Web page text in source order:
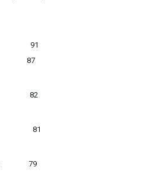
91
87
82
81
79